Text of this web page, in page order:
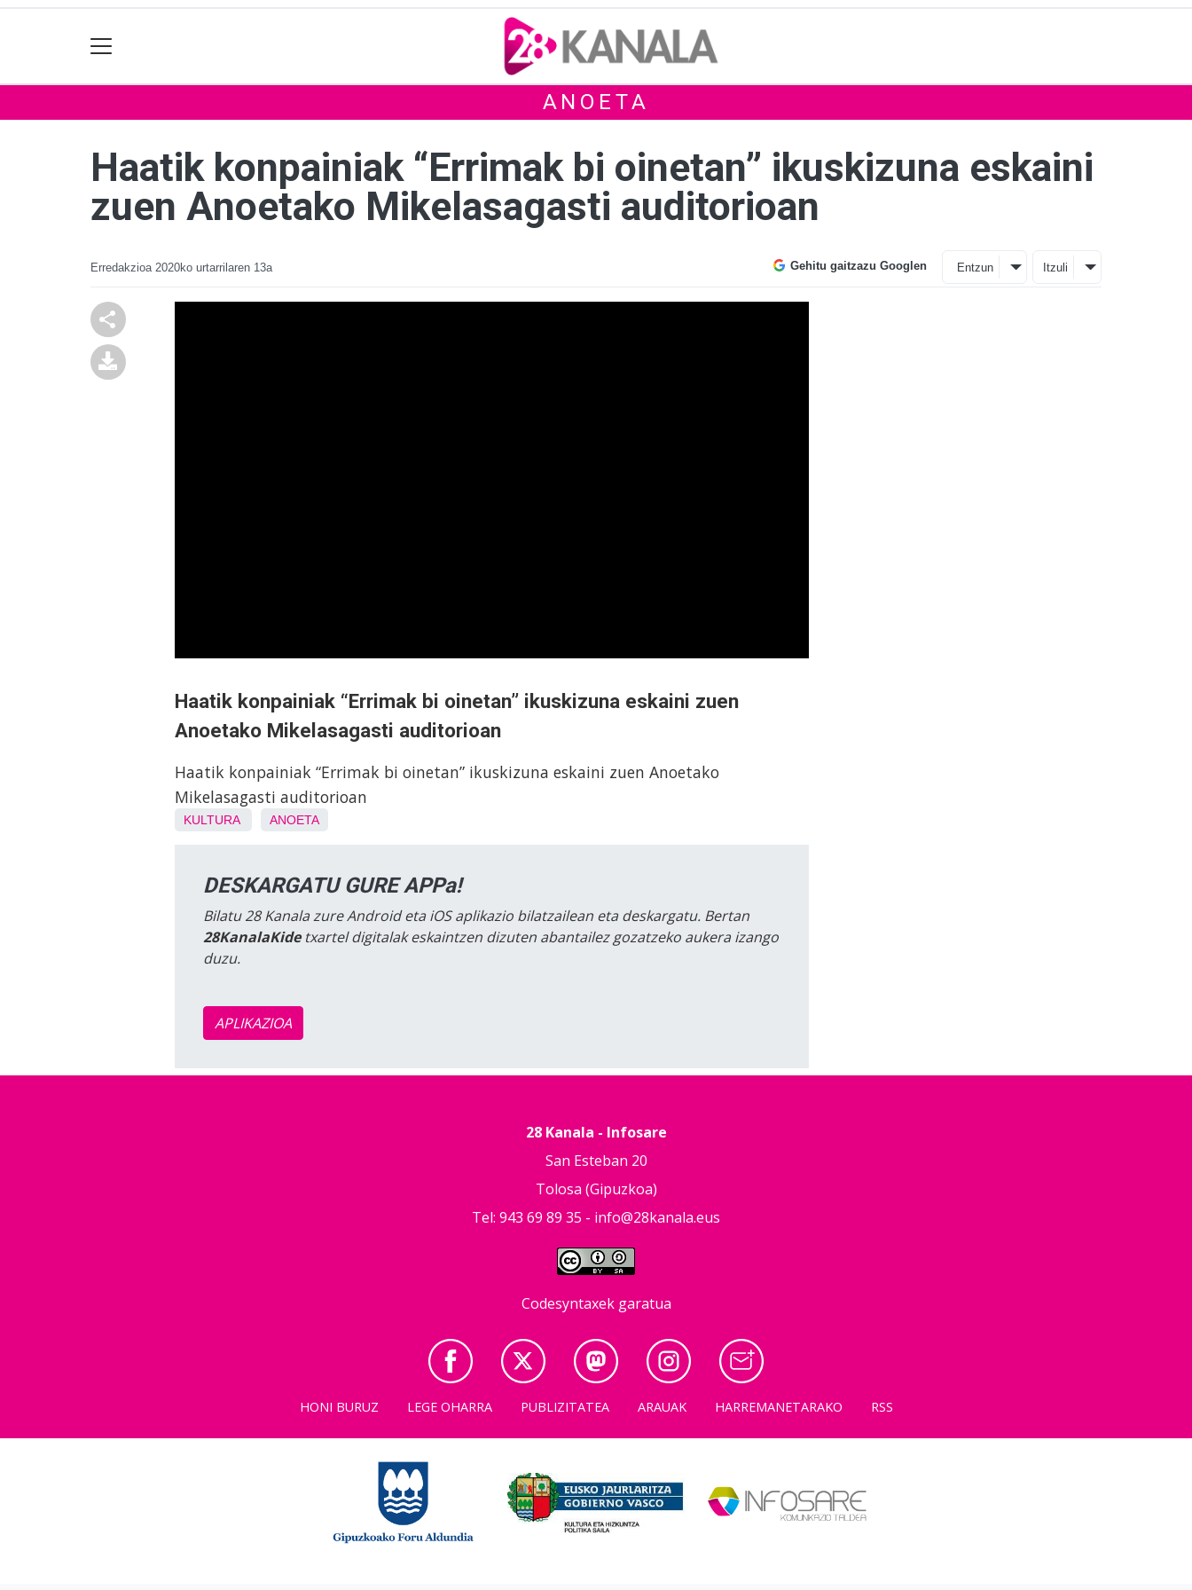
ANOETA
Haatik konpainiak “Errimak bi oinetan” ikuskizuna eskaini
zuen Anoetako Mikelasagasti auditorioan
Erredakzioa 2020ko urtarrilaren 13a Gehitu gaitzazu Googlen Entzun Itzuli
Haatik konpainiak “Errimak bi oinetan” ikuskizuna eskaini zuen
Anoetako Mikelasagasti auditorioan
Haatik konpainiak “Errimak bi oinetan” ikuskizuna eskaini zuen Anoetako
Mikelasagasti auditorioan
KULTURA ANOETA
DESKARGATU GURE APPa!
Bilatu 28 Kanala zure Android eta iOS aplikazio bilatzailean eta deskargatu. Bertan
28KanalaKidetxartel digitalak eskaintzen dizuten abantailez gozatzeko aukera izango
duzu.
APLIKAZIOA
28 Kanala - Infosare
San Esteban 20
Tolosa (Gipuzkoa)
Tel: 943 69 89 35 - info@28kanala.eus
Codesyntaxek garatua
HONI BURUZ LEGE OHARRA PUBLIZITATEA ARAUAK HARREMANETARAKO RSS